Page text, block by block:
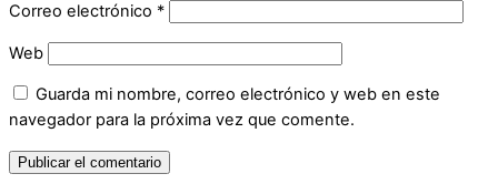
Correo electrónico *
Web
Guarda mi nombre, correo electrónico y web en este
navegador para la próxima vez que comente.